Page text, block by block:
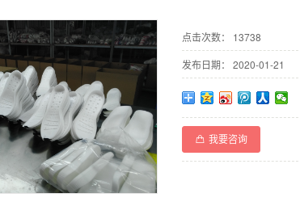
点击次数：
13738
发布日期：
2020-01-21
我要咨询